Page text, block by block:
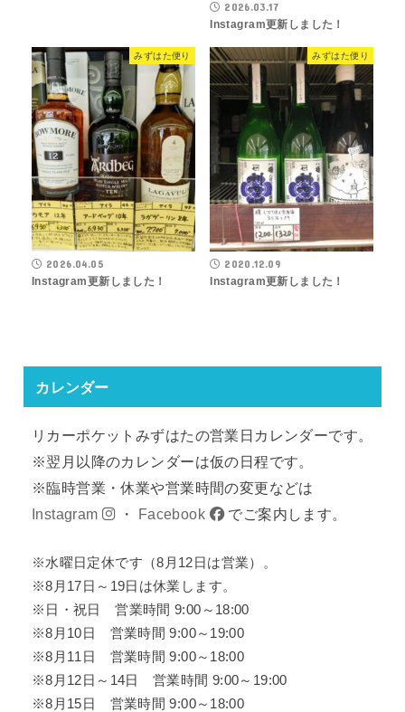
2026.03.17
Instagram更新しました！
みずはた便り
2026.04.05
Instagram更新しました！
みずはた便り
2020.12.09
Instagram更新しました！
カレンダー
リカーポケットみずはたの営業日カレンダーです。
※翌月以降のカレンダーは仮の日程です。
※臨時営業・休業や営業時間の変更などは
Instagram
・ Facebook でご案内します。
※水曜日定休です（8月12日は営業）。
※8月17日～19日は休業します。
※日・祝日 営業時間 9:00～18:00
※8月10日 営業時間 9:00～19:00
※8月11日 営業時間 9:00～18:00
※8月12日～14日 営業時間 9:00～19:00
※8月15日 営業時間 9:00～18:00